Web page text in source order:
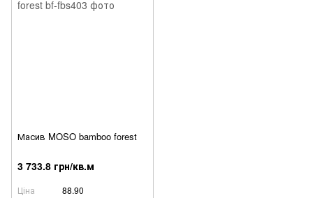
Масив MOSO bamboo forest
3 733.8 грн/кв.м
Ціна
88.90